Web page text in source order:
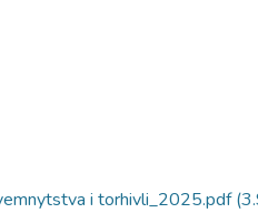
i torhivli_2025.pdf